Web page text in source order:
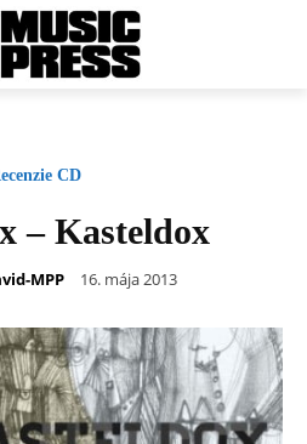
CD
– Kasteldox
MPP 16. mája 2013